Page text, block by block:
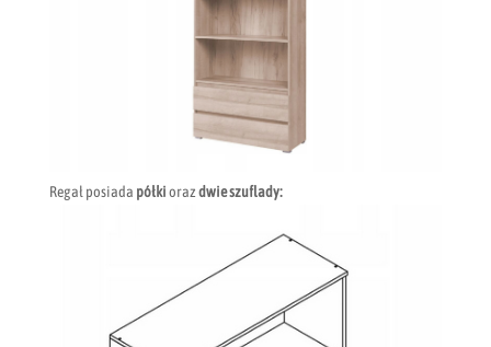
Regał posiada półkiorazdwie szuflady: